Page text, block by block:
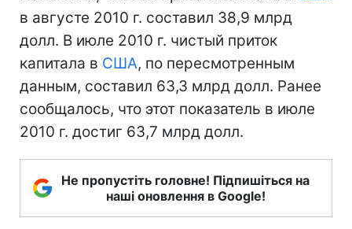
в августе 2010 г. составил 38,9 млрд
долл. В июле 2010 г. чистый приток
капитала в США, по пересмотренным
данным, составил 63,3 млрд долл. Ранее
сообщалось, что этот показатель в июле
2010 г. достиг 63,7 млрд долл.
Не пропустіть головне! Підпишіться на
наші оновлення в Google!